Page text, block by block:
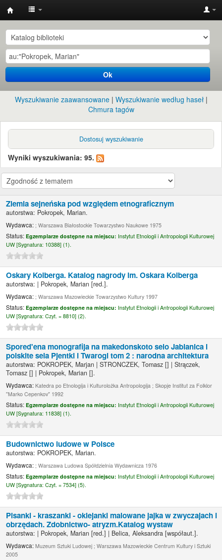
Instytut
Etnologii
i
Antropologii
Kulturowej
UW
Ok
Wyszukiwanie zaawansowane
Wyszukiwanie według haseł
Chmura tagów
Dostosuj wyszukiwanie
Wyniki wyszukiwania: 95.
Ziemia sejneńska pod względem etnograficznym
autorstwa: Pokropek, Marian.
Wydawca: ; Warszawa Białostockie Towarzystwo Naukowe 1975
Status:Egzemplarze dostępne na miejscu: Instytut Etnologii i Antropologii Kulturowej
UW [Sygnatura: 10388] (1).
Oskary Kolberga. Katalog nagrody im. Oskara Kolberga
autorstwa: | Pokropek, Marian [red.].
Wydawca: ; Warszawa Mazowieckie Towarzystwo Kultury 1997
Status:Egzemplarze dostępne na miejscu: Instytut Etnologii i Antropologii Kulturowej
UW [Sygnatura:Czyt. = 8810] (2).
Spored'ena monografija na makedonskoto selo Jablanica i
polskite sela Pjentki i Twarogi tom 2 : narodna architektura
autorstwa: POKROPEK, Marjan |STRONCZEK, Tomasz [] |Strączek,
Tomasz [] | Pokropek, Marian [].
Wydawca: Katedra po Etnologija i Kulturolożka Antropologija ; Skopje Institut za Folklor
"Marko Cepenkov" 1992
Status:Egzemplarze dostępne na miejscu: Instytut Etnologii i Antropologii Kulturowej
UW [Sygnatura: 11838] (1).
Budownictwo ludowe w Polsce
autorstwa: POKROPEK, Marian.
Wydawca: ; Warszawa Ludowa Spółdzielnia Wydawnicza 1976
Status:Egzemplarze dostępne na miejscu: Instytut Etnologii i Antropologii Kulturowej
UW [Sygnatura:Czyt. = 7534] (5).
Pisanki - kraszanki - oklejanki malowane jajka w zwyczajach i
obrzędach. Zdobnictwo- atryzm.Katalog wystaw
autorstwa: | Pokropek, Marian [red.] | Belica, Aleksandra [współaut.].
Wydawca:Muzeum Sztuki Ludowej ; Warszawa Mazowieckie Centrum Kultury i Sztuki
2005